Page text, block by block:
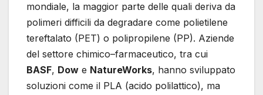
mondiale, la maggior parte delle quali deriva da
polimeri difficili da degradare come polietilene
tereftalato (PET) o polipropilene (PP). Aziende
del settore chimico–farmaceutico, tra cui
BASF, Dow e NatureWorks, hanno sviluppato
soluzioni come il PLA (acido polilattico), ma